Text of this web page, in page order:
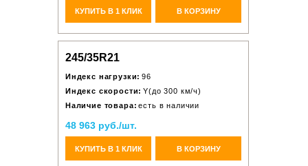
КУПИТЬ В 1 КЛИК В КОРЗИНУ
245/35R21
Индекс нагрузки: 96
Индекс скорости: Y(до 300 км/ч)
Наличие товара: есть в наличии
48 963 руб./шт.
КУПИТЬ В 1 КЛИК В КОРЗИНУ